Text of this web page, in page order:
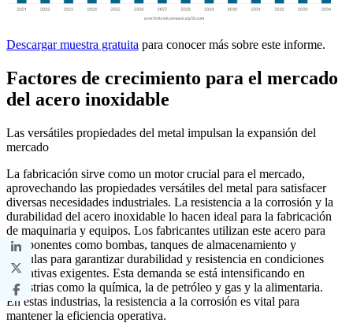
Descargar muestra gratuita para conocer más sobre este informe.
Factores de crecimiento para el mercado
del acero inoxidable
Las versátiles propiedades del metal impulsan la expansión del
mercado
La fabricación sirve como un motor crucial para el mercado,
aprovechando las propiedades versátiles del metal para satisfacer
diversas necesidades industriales. La resistencia a la corrosión y la
durabilidad del acero inoxidable lo hacen ideal para la fabricación
de maquinaria y equipos. Los fabricantes utilizan este acero para
componentes como bombas, tanques de almacenamiento y
válvulas para garantizar durabilidad y resistencia en condiciones
operativas exigentes. Esta demanda se está intensificando en
industrias como la química, la de petróleo y gas y la alimentaria.
En estas industrias, la resistencia a la corrosión es vital para
mantener la eficiencia operativa.